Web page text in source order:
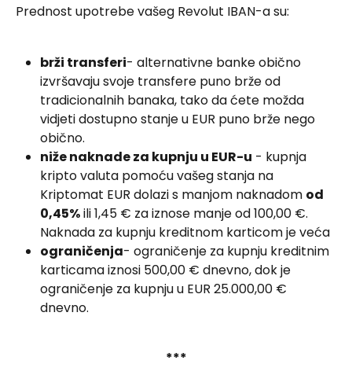
Prednost upotrebe vašeg Revolut IBAN-a su:
brži transferi- alternativne banke obično
izvršavaju svoje transfere puno brže od
tradicionalnih banaka, tako da ćete možda
vidjeti dostupno stanje u EUR puno brže nego
obično.
niže naknade za kupnju u EUR-u - kupnja
kripto valuta pomoću vašeg stanja na
Kriptomat EUR dolazi s manjom naknadom od
0,45% ili 1,45 € za iznose manje od 100,00 €.
Naknada za kupnju kreditnom karticom je veća
ograničenja- ograničenje za kupnju kreditnim
karticama iznosi 500,00 € dnevno, dok je
ograničenje za kupnju u EUR 25.000,00 €
dnevno.
***